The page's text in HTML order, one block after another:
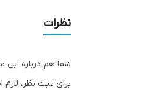
• پخش یکنواخت
نظرات
شما هم درباره
برای ثبت نظر،